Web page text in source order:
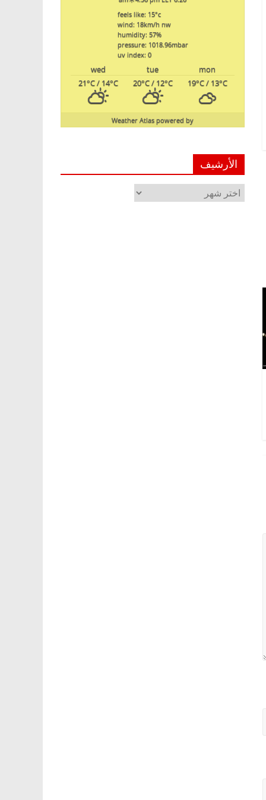
feels like: 15°c
wind: 18km/h nw
humidity: 57%
pressure: 1018.96mbar
uv index: 0
mon
tue
wed
19°C/ 13°C
20°C/ 12°C
21°C/ 14°C
powered by
Weather Atlas
الأرشيف
الأرشيف